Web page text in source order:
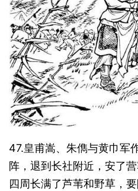
47.皇甫嵩、朱儁与黄巾军
阵，退到长社附近，安了
四周长满了芦苇和野草，要